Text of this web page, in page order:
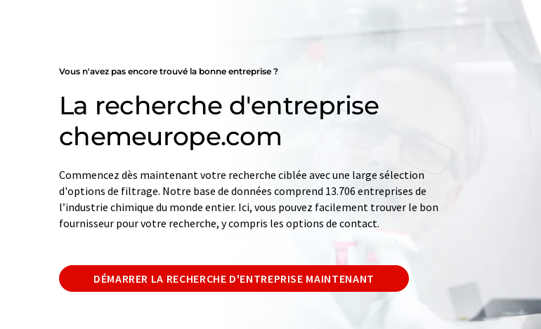
Vous n'avez pas encore trouvé la bonne entreprise ?
La recherche d'entreprise
chemeurope.com
Commencez dès maintenant votre recherche ciblée avec une large sélection
d'options de filtrage. Notre base de données comprend 13.706 entreprises de
l’industrie chimique du monde entier. Ici, vous pouvez facilement trouver le bon
fournisseur pour votre recherche, y compris les options de contact.
DÉMARRER LA RECHERCHE D'ENTREPRISE MAINTENANT